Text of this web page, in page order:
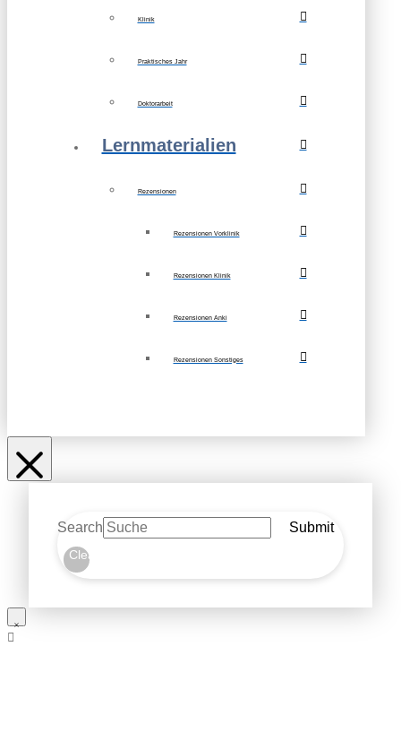
Klinik
Praktisches Jahr
Doktorarbeit
Lernmaterialien
Rezensionen
Rezensionen Vorklinik
Rezensionen Klinik
Rezensionen Anki
Rezensionen Sonstiges
Search Submit
Clear